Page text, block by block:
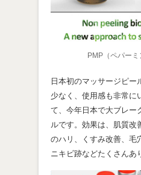
PMP（ペパーミ
日本初のマッサージピー
少なく、使用感も非常に
て、今年日本で大ブレー
ルです。効果は、肌質改
のハリ、くすみ改善、毛
ニキビ跡などたくさんあ